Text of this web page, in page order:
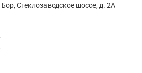
Стеклозаводское шоссе, д. 2А